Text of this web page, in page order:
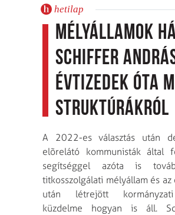
hetilap
Mélyállamok
Schiffer
évtizedek óta
struktúrákról
A 2022-es választás után
elõrelátó kommunisták által
segítséggel azóta is
titkosszolgálati mélyállam és
után létrejött kormányzati
küzdelme hogyan is áll.